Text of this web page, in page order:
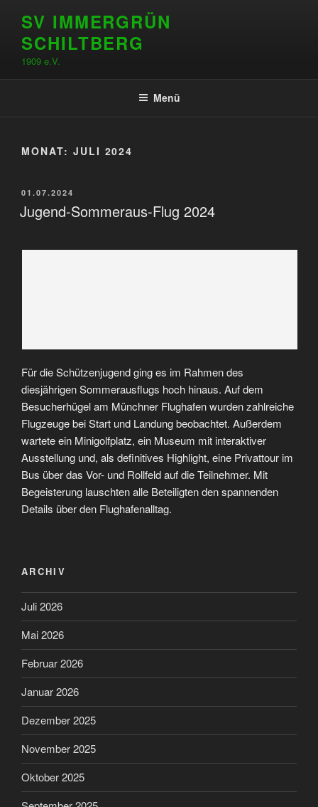
Inhalt
springen
SV IMMERGRÜN
SCHILTBERG
1909 e.V.
Menü
MONAT: JULI 2024
VERÖFFENTLICHT
AM
01.07.2024
Jugend-Sommeraus-Flug 2024
Für die Schützenjugend ging es im Rahmen des
diesjährigen Sommerausflugs hoch hinaus. Auf dem
Besucherhügel am Münchner Flughafen wurden zahlreiche
Flugzeuge bei Start und Landung beobachtet. Außerdem
wartete ein Minigolfplatz, ein Museum mit interaktiver
Ausstellung und, als definitives Highlight, eine Privattour im
Bus über das Vor- und Rollfeld auf die Teilnehmer. Mit
Begeisterung lauschten alle Beteiligten den spannenden
Details über den Flughafenalltag.
ARCHIV
Juli 2026
Mai 2026
Februar 2026
Januar 2026
Dezember 2025
November 2025
Oktober 2025